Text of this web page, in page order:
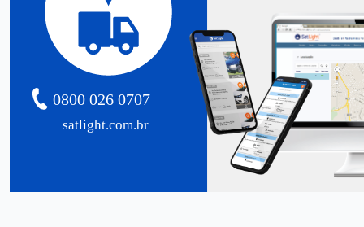
satlight.com.br
0800 026 0707